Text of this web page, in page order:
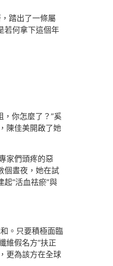
踏出了一條屬
若何拿下這個年
，你怎麼了？”奚
陳佳美開啟了她
家們頭疼的惡
個晝夜，她在試
“活血祛瘀”與
。只要積極面臨
維假名方“扶正
更為該方在全球